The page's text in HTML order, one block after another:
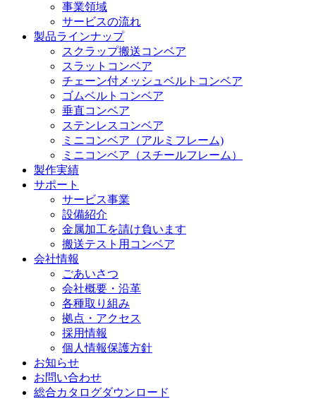
事業領域
サービスの流れ
製品ラインナップ
スクラップ搬送コンベア
スラットコンベア
チェーン付メッシュベルトコンベア
ゴムベルトコンベア
垂直コンベア
ステンレスコンベア
ミニコンベア（アルミフレーム)
ミニコンベア（スチールフレーム）
製作実績
サポート
サービス事業
設備紹介
金属加工を請け負います
搬送テスト用コンベア
会社情報
ごあいさつ
会社概要・沿革
各種取り組み
拠点・アクセス
採用情報
個人情報保護方針
お知らせ
お問い合わせ
総合カタログダウンロード